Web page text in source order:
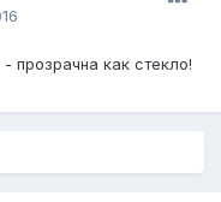
как стекло!